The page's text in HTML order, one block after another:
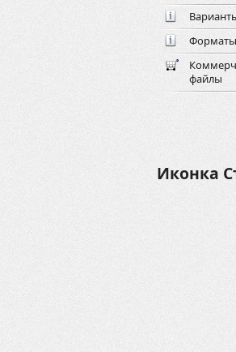
Форматы
файлы
Иконка